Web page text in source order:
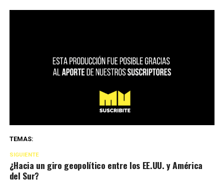
TEMAS:
SIGUIENTE
¿Hacia un giro geopolítico entre los EE.UU. y América
del Sur?